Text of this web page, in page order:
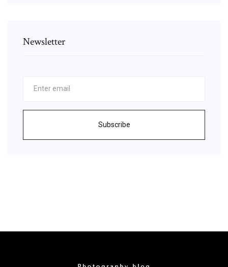
Newsletter
Subscribe